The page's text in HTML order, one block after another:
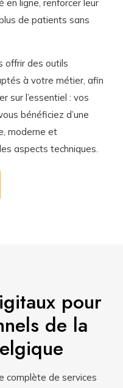
en ligne, renforcer leur
de patients sans
offrir des outils
à votre métier, afin
sur l’essentiel : vos
bénéficiez d’une
moderne et
aspects techniques.
pour
de la
complète de services